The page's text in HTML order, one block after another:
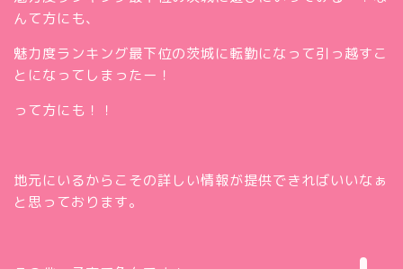
んて方にも、
魅力度ランキング最下位の茨城に転勤になって引っ越すこ
とになってしまったー！
って方にも！！
地元にいるからこその詳しい情報が提供できればいいなぁ
と思っております。
い合